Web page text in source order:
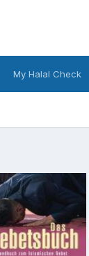
My Halal Check